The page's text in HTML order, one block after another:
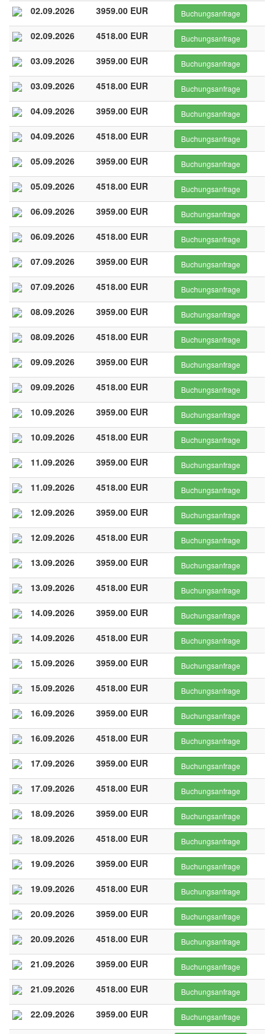
02.09.2026 3959.00 EUR Buchungsanfrage
02.09.2026 4518.00 EUR Buchungsanfrage
03.09.2026 3959.00 EUR Buchungsanfrage
03.09.2026 4518.00 EUR Buchungsanfrage
04.09.2026 3959.00 EUR Buchungsanfrage
04.09.2026 4518.00 EUR Buchungsanfrage
05.09.2026 3959.00 EUR Buchungsanfrage
05.09.2026 4518.00 EUR Buchungsanfrage
06.09.2026 3959.00 EUR Buchungsanfrage
06.09.2026 4518.00 EUR Buchungsanfrage
07.09.2026 3959.00 EUR Buchungsanfrage
07.09.2026 4518.00 EUR Buchungsanfrage
08.09.2026 3959.00 EUR Buchungsanfrage
08.09.2026 4518.00 EUR Buchungsanfrage
09.09.2026 3959.00 EUR Buchungsanfrage
09.09.2026 4518.00 EUR Buchungsanfrage
10.09.2026 3959.00 EUR Buchungsanfrage
10.09.2026 4518.00 EUR Buchungsanfrage
11.09.2026 3959.00 EUR Buchungsanfrage
11.09.2026 4518.00 EUR Buchungsanfrage
12.09.2026 3959.00 EUR Buchungsanfrage
12.09.2026 4518.00 EUR Buchungsanfrage
13.09.2026 3959.00 EUR Buchungsanfrage
13.09.2026 4518.00 EUR Buchungsanfrage
14.09.2026 3959.00 EUR Buchungsanfrage
14.09.2026 4518.00 EUR Buchungsanfrage
15.09.2026 3959.00 EUR Buchungsanfrage
15.09.2026 4518.00 EUR Buchungsanfrage
16.09.2026 3959.00 EUR Buchungsanfrage
16.09.2026 4518.00 EUR Buchungsanfrage
17.09.2026 3959.00 EUR Buchungsanfrage
17.09.2026 4518.00 EUR Buchungsanfrage
18.09.2026 3959.00 EUR Buchungsanfrage
18.09.2026 4518.00 EUR Buchungsanfrage
19.09.2026 3959.00 EUR Buchungsanfrage
19.09.2026 4518.00 EUR Buchungsanfrage
20.09.2026 3959.00 EUR Buchungsanfrage
20.09.2026 4518.00 EUR Buchungsanfrage
21.09.2026 3959.00 EUR Buchungsanfrage
21.09.2026 4518.00 EUR Buchungsanfrage
22.09.2026 3959.00 EUR Buchungsanfrage